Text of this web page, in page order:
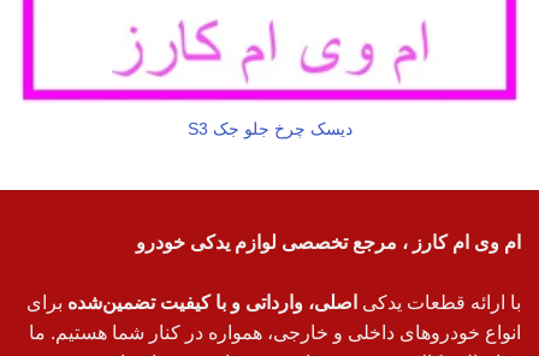
دیسک چرخ جلو جک S3
ام وی ام کارز ، مرجع تخصصی لوازم یدکی خودرو
با ارائه قطعات یدکی اصلی، وارداتی و با کیفیت تضمین‌شده برای
انواع خودروهای داخلی و خارجی، همواره در کنار شما هستیم. ما